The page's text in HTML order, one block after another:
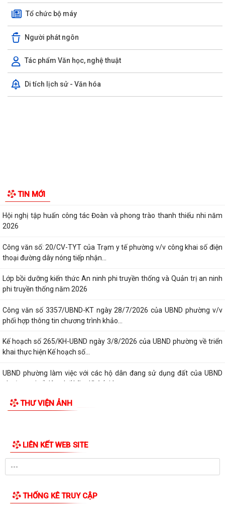
Tổ chức bộ máy
Người phát ngôn
Tác phẩm Văn học, nghệ thuật
Di tích lịch sử - Văn hóa
TIN MỚI
TỪ NGÀY 08/8/2026: NHIỀU THỦ TỤC HÀNH CHÍNH TRỰC TUYẾN TẠI
THÀNH PHỐ HẢI PHÒNG ĐƯỢC THU PHÍ, LỆ PHÍ...
Chi bộ trường Tiểu học Quang Trung kết nạp Đảng viên mới
Tổ Đại biểu số 05 HĐND thành phố tiếp xúc cử tri sau Kỳ họp thường lệ
giữa năm 2026 HĐND thành phố...
Hội nghị tập huấn công tác Đoàn và phong trào thanh thiếu nhi năm
2026
Công văn số: 20/CV-TYT của Trạm y tế phường v/v công khai số điện
thoại đường dây nóng tiếp nhận...
Lớp bồi dưỡng kiến thức An ninh phi truyền thống và Quản trị an ninh
phi truyền thống năm 2026
Công văn số 3357/UBND-KT ngày 28/7/2026 của UBND phường v/v
phối hợp thông tin chương trình khảo...
Kế hoạch số 265/KH-UBND ngày 3/8/2026 của UBND phường về triển
phường tại tổ dân phố Lãm Khê (giáp...
PHƯỜNG KIẾN AN THAM DỰ HỘI NGHỊ TRỰC TUYẾN THÀNH PHỐ VỀ
TIẾN ĐỘ ĐO ĐẠC, LẬP BẢN ĐỒ ĐỊA CHÍNH, LẬP...
Khai mạc huấn luyện Dân quân tự vệ tại chỗ năm 2026